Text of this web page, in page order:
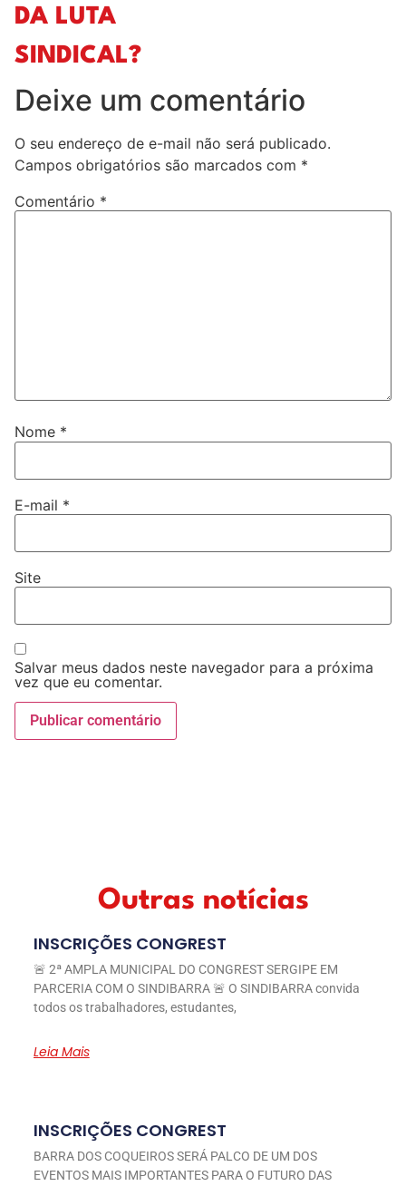
DA LUTA
SINDICAL?
Deixe um comentário
O seu endereço de e-mail não será publicado.
Campos obrigatórios são marcados com *
Comentário *
Nome *
E-mail *
Site
Salvar meus dados neste navegador para a próxima
vez que eu comentar.
Outras notícias
INSCRIÇÕES CONGREST
🚨 2ª AMPLA MUNICIPAL DO CONGREST SERGIPE EM
PARCERIA COM O SINDIBARRA 🚨 O SINDIBARRA convida
todos os trabalhadores, estudantes,
Leia Mais
INSCRIÇÕES CONGREST
BARRA DOS COQUEIROS SERÁ PALCO DE UM DOS
EVENTOS MAIS IMPORTANTES PARA O FUTURO DAS